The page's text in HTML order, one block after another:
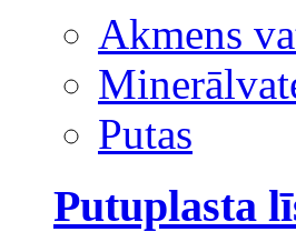
Akmens
Putas
Putuplasta